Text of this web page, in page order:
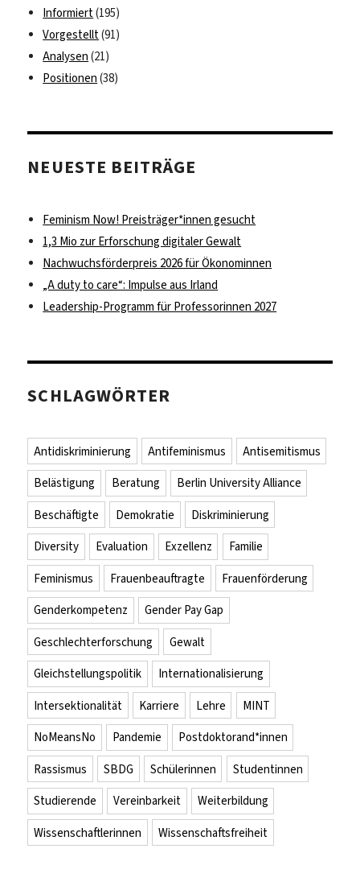
Informiert(195)
Vorgestellt(91)
Analysen (21)
Positionen (38)
NEUESTE BEITRÄGE
Feminism Now! Preisträger*innen gesucht
1,3 Mio zur Erforschung digitaler Gewalt
Nachwuchsförderpreis 2026 für Ökonominnen
„A duty to care“: Impulse aus Irland
Leadership-Programm für Professorinnen 2027
SCHLAGWÖRTER
Antidiskriminierung Antifeminismus
Antisemitismus
Belästigung
Beratung
Berlin University Alliance
Beschäftigte
Demokratie
Diskriminierung
Diversity
Evaluation Exzellenz
Familie
Feminismus
Frauenbeauftragte
Frauenförderung
Genderkompetenz
Gender Pay Gap
Geschlechterforschung
Gewalt
Gleichstellungspolitik
Internationalisierung
Intersektionalität
Karriere Lehre
MINT
NoMeansNo
Pandemie
Postdoktorand*innen
Rassismus
SBDG Schülerinnen
Studentinnen
Studierende
Vereinbarkeit
Weiterbildung
Wissenschaftlerinnen
Wissenschaftsfreiheit